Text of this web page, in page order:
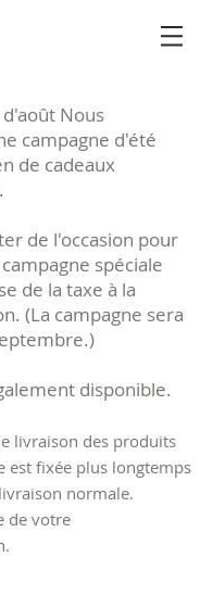
Nous
campagne d'été
de cadeaux
de l'occasion pour
spéciale
de la taxe à la
(La campagne sera
disponible.
livraison des produits
est fixée plus longtemps
normale.
de votre